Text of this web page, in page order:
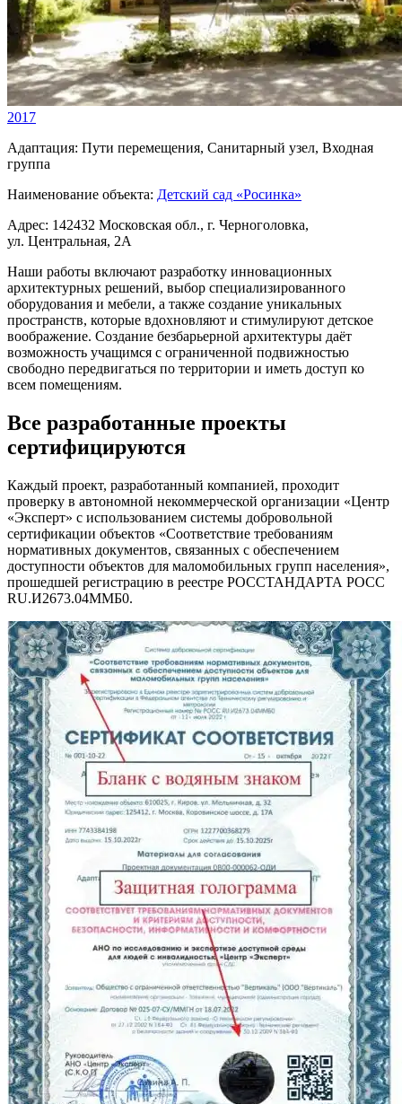
2017
Адаптация: Пути перемещения, Санитарный узел, Входная
группа
Наименование объекта: Детский сад «Росинка»
Адрес: 142432 Московская обл., г. Черноголовка,
ул. Центральная, 2А
Наши работы включают разработку инновационных
архитектурных решений, выбор специализированного
оборудования и мебели, а также создание уникальных
пространств, которые вдохновляют и стимулируют детское
воображение. Создание безбарьерной архитектуры даёт
возможность учащимся с ограниченной подвижностью
свободно передвигаться по территории и иметь доступ ко
всем помещениям.
Все разработанные проекты
сертифицируются
Каждый проект, разработанный компанией, проходит
проверку в автономной некоммерческой организации «Центр
«Эксперт» с использованием системы добровольной
сертификации объектов «Соответствие требованиям
нормативных документов, связанных с обеспечением
доступности объектов для маломобильных групп населения»,
прошедшей регистрацию в реестре РОССТАНДАРТА РОСС
RU.И2673.04ММБ0.